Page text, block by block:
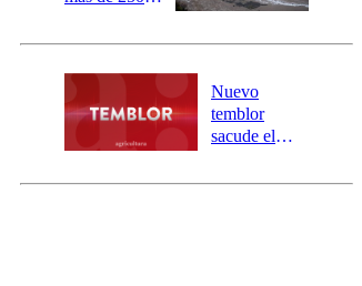
y 317
aisladas entre
Valparaíso y
Los Ríos
Nuevo
temblor
sacude el
revisa la